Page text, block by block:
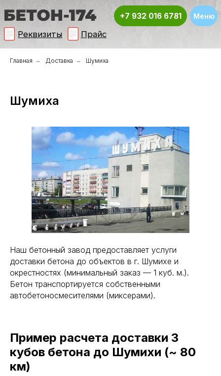
+7 932 016 6781
Реквизиты
Главная → Доставка → Шумиха
Шумиха
Наш бетонный завод предоставляет услуги
доставки бетона до объектов в г. Шумихе и
окрестностях (минимальный заказ — 1 куб. м.).
Бетон транспортируется собственными
автобетоносмесителями (миксерами).
Пример расчета доставки 3
кубов бетона до Шумихи (~ 80
км)